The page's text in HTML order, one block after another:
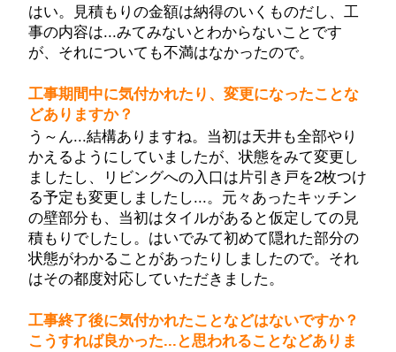
はい。見積もりの金額は納得のいくものだし、工
事の内容は...みてみないとわからないことです
が、それについても不満はなかったので。
工事期間中に気付かれたり、変更になったことな
どありますか？
う～ん...結構ありますね。当初は天井も全部やり
かえるようにしていましたが、状態をみて変更し
ましたし、リビングへの入口は片引き戸を2枚つけ
る予定も変更しましたし...。元々あったキッチン
の壁部分も、当初はタイルがあると仮定しての見
積もりでしたし。はいでみて初めて隠れた部分の
状態がわかることがあったりしましたので。それ
はその都度対応していただきました。
工事終了後に気付かれたことなどはないですか？
こうすれば良かった...と思われることなどありま